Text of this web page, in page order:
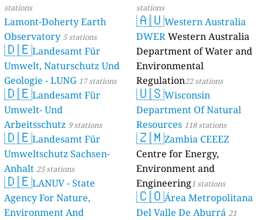
stations
Lamont-Doherty Earth
Observatory 5 stations
🇩🇪Landesamt Für
Umwelt, Naturschutz Und
Geologie - LUNG 17 stations
🇩🇪Landesamt Für
Umwelt- Und
Arbeitsschutz 9 stations
🇩🇪Landesamt Für
Umweltschutz Sachsen-
Anhalt 25 stations
🇩🇪LANUV - State
Agency For Nature,
Environment And
stations
🇦🇺Western Australia
DWERWestern Australia
Department of Water and
Environmental
Regulation22 stations
🇺🇸Wisconsin
Department Of Natural
Resources 118 stations
🇿🇲Zambia CEEEZ
Centre for Energy,
Environment and
Engineering1 stations
🇨🇴Área Metropolitana
Del Valle De Aburrá 21